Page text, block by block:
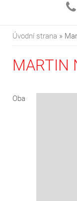
Úvodní strana »
MARTIN
Oba